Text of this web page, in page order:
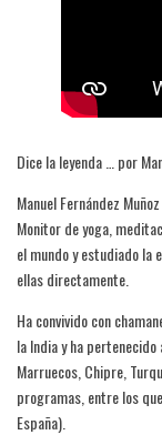
Dice la leyenda … por
Manuel Fernández
Monitor de yoga,
el mundo y estudiado
ellas directamente.
Ha convivido con
la India y ha
Marruecos, Chipre,
programas, entre los
España).